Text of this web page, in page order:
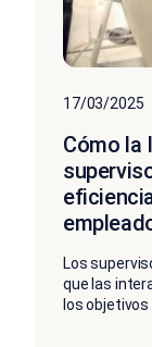
17/03/2025
Cómo la
Los
que las
los objetivos